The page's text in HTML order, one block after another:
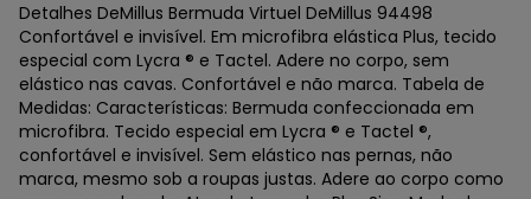
Detalhes DeMillus Bermuda Virtuel DeMillus 94498
Confortável e invisível. Em microfibra elástica Plus, tecido
especial com Lycra ® e Tactel. Adere no corpo, sem
elástico nas cavas. Confortável e não marca. Tabela de
Medidas: Características: Bermuda confeccionada em
microfibra. Tecido especial em Lycra ® e Tactel ®,
confortável e invisível. Sem elástico nas pernas, não
marca, mesmo sob a roupas justas. Adere ao corpo como